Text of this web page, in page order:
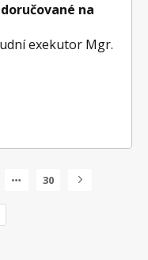
na
exekutor Mgr.
30